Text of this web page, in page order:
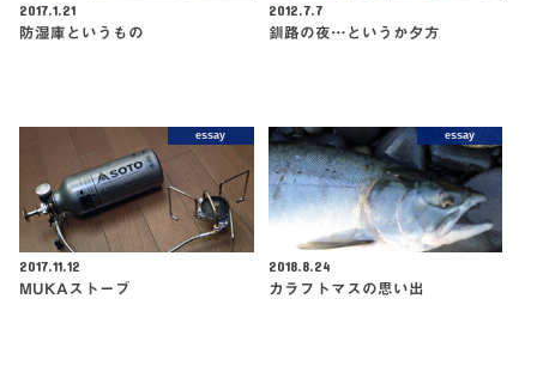
2017.1.21
防湿庫というもの
2012.7.7
釧路の夜…というか夕方
essay
2017.11.12
MUKAストーブ
essay
2018.8.24
カラフトマスの思い出